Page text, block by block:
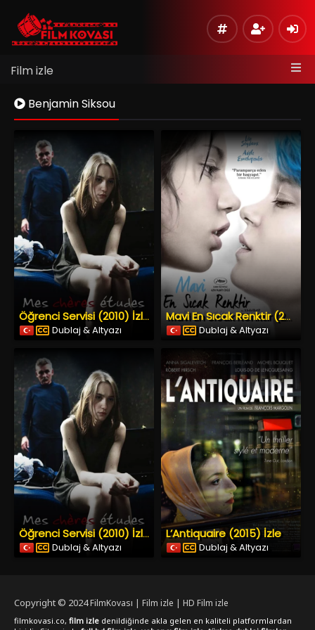
Film izle
Benjamin Siksou
Öğrenci Servisi (2010) İzle
Dublaj & Altyazı
Mavi En Sıcak Renktir (2013) İzle
Dublaj & Altyazı
Öğrenci Servisi (2010) İzle
Dublaj & Altyazı
L’Antiquaire (2015) İzle
Dublaj & Altyazı
Copyright © 2024FilmKovası | Film izle | HD Film izle
filmkovasi.co, film izle denildiğinde akla gelen en kaliteli platformlardan